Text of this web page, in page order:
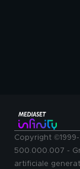
Copyright
500.000.007 -
artificiale